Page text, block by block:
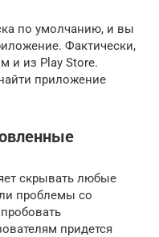
по умолчанию, и вы
Фактически,
и из Play Store.
приложение
скрывать любые
проблемы со
придется